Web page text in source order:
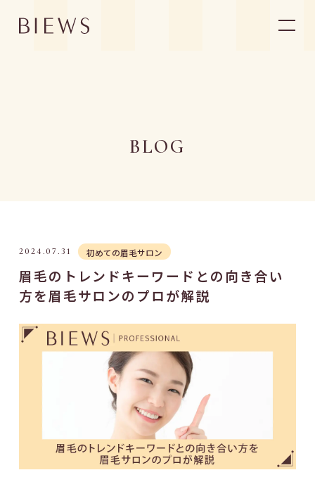
MENU/PRICEメニュー・料金
FAQ よくあるご質問
ONLINE SHOPオンラインショップ
RECRUIT採用情報
©2024 BIEWS Corporation
BLOG
2024.07.31 初めての眉毛サロン
眉毛のトレンドキーワードとの向き合い
方を眉毛サロンのプロが解説